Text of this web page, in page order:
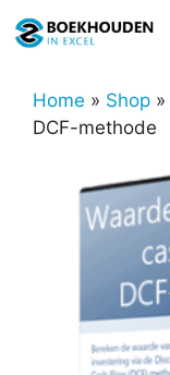
naar
inhoudHome » Shop »
DCF-methode